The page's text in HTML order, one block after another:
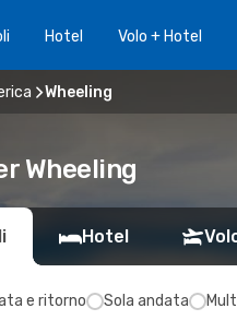
Hotel Volo + Hotel
Wheeling
Wheeling
Hotel
e ritorno Sola andata